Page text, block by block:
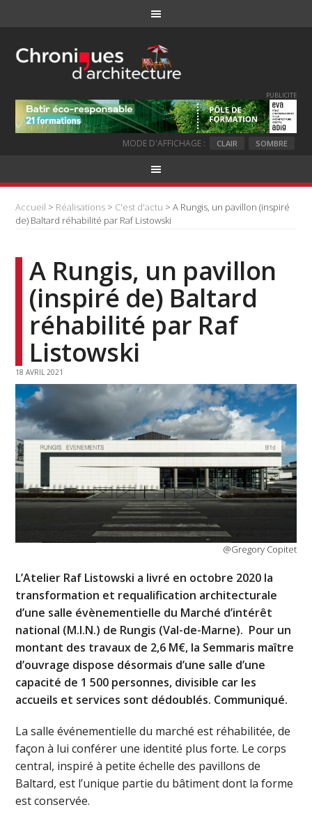
PUBLICITE
MODE D'AFFICHAGE : CLAIR SOMBRE
Accueil > Réalisations > C'est d'actu > A Rungis, un pavillon (inspiré
de) Baltard réhabilité par Raf Listowski
A Rungis, un pavillon
(inspiré de) Baltard
réhabilité par Raf
Listowski
18 AVRIL 2021
@Gregory Copitet
L’Atelier Raf Listowski a livré en octobre 2020 la
transformation et requalification architecturale
d’une salle évènementielle du Marché d’intérêt
national (M.I.N.) de Rungis (Val-de-Marne). Pour un
montant des travaux de 2,6 M€, la Semmaris maître
d’ouvrage dispose désormais d’une salle d’une
capacité de 1 500 personnes, divisible car les
accueils et services sont dédoublés. Communiqué.
La salle événementielle du marché est réhabilitée, de
façon à lui conférer une identité plus forte. Le corps
central, inspiré à petite échelle des pavillons de
Baltard, est l’unique partie du bâtiment dont la forme
est conservée.